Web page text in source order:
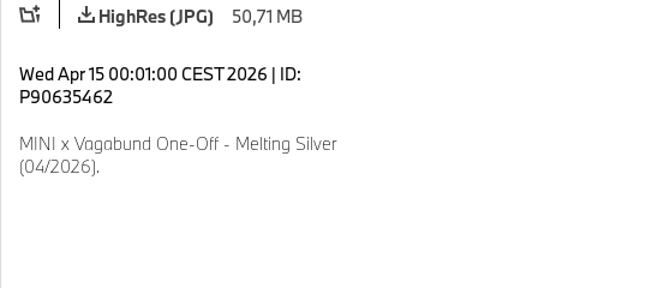
HighRes (JPG)
50,71 MB
Wed Apr 15 00:01:00 CEST 2026 | ID:
P90635462
MINI x Vagabund One-Off - Melting Silver
(04/2026).